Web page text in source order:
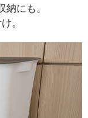
にも。
。